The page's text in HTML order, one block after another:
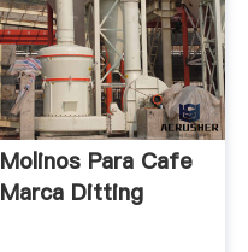
Molinos Para Cafe
Marca Ditting